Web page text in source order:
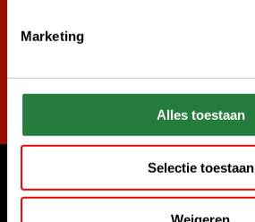
Marketing
Alles toestaan
Selectie toestaan
Abonnieren
Womit können wir Ihnen helfen?